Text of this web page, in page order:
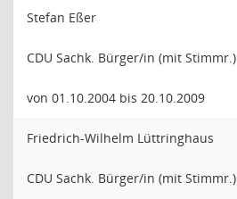
Stefan Eßer
CDU Sachk. Bürger/in (mit Stimmr.)
von 01.10.2004 bis 20.10.2009
Friedrich-Wilhelm Lüttringhaus
CDU Sachk. Bürger/in (mit Stimmr.)